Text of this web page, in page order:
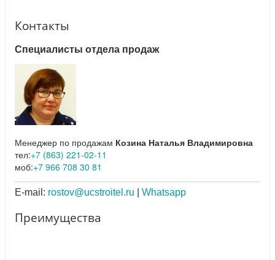
Контакты
Специалисты отдела продаж
Менеджер по продажам Козина Наталья Владимировна
тел:+7 (863) 221-02-11
моб:+7 966 708 30 81
E-mail: rostov@ucstroitel.ru Whatsapp
Преимущества